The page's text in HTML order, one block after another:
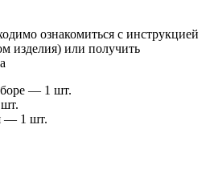
ознакомиться с инструкцией
изделия) или получить
— 1 шт.
— 1 шт.